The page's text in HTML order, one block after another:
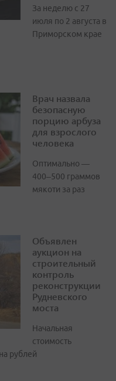
За неделю с 27
июля по 2 августа в
Приморском крае
Врач назвала
безопасную
порцию арбуза
для взрослого
человека
Оптимально —
400–500 граммов
мякоти за раз
Объявлен
аукцион на
строительный
контроль
реконструкции
Рудневского
моста
Начальная
стоимость
рублей